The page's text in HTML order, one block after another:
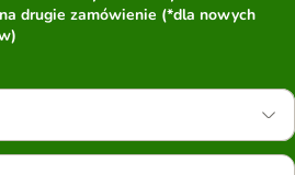
drugie zamówienie (*dla nowych